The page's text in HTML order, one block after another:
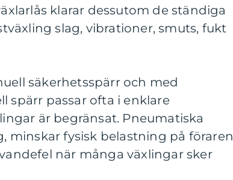
klarar dessutom de ständiga
slag, vibrationer, smuts, fukt
säkerhetsspärr och med
spärr passar ofta i enklare
är begränsat. Pneumatiska
minskar fysisk belastning på föraren
när många växlingar sker